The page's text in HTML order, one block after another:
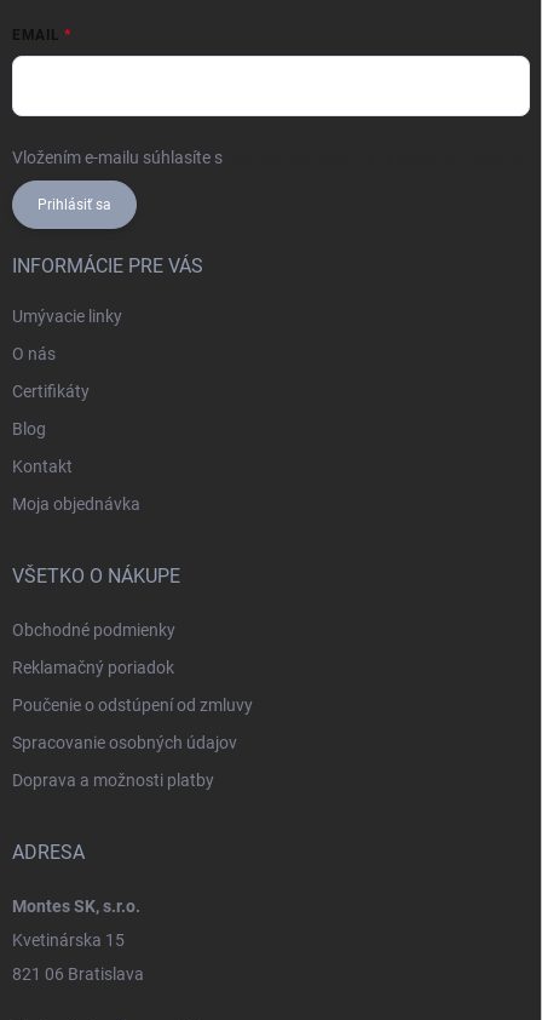
EMAIL
Vložením e-mailu súhlasíte s
Prihlásiť sa
INFORMÁCIE PRE VÁS
Umývacie linky
O nás
Certifikáty
Blog
Kontakt
Moja objednávka
VŠETKO O NÁKUPE
Obchodné podmienky
Reklamačný poriadok
Poučenie o odstúpení od zmluvy
Spracovanie osobných údajov
Doprava a možnosti platby
ADRESA
Montes SK, s.r.o.
Kvetinárska 15
821 06 Bratislava